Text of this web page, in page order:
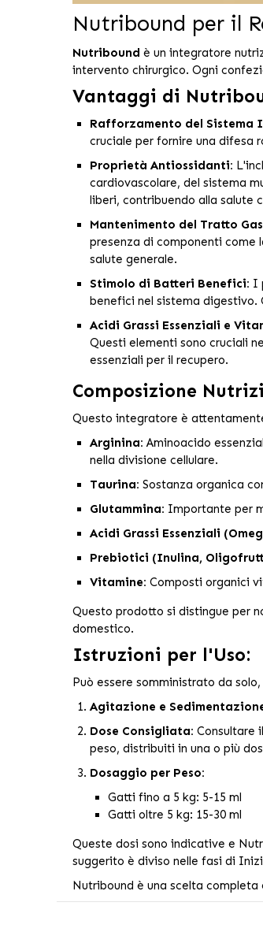
Nutribound per il
Nutribound è un integratore
intervento chirurgico. Ogni
Vantaggi di
Rafforzamento del Sistema
cruciale per fornire una difesa
Proprietà Antiossidanti:
cardiovascolare, del sistema
liberi, contribuendo alla salute
Mantenimento del Tratto
presenza di componenti come
salute generale.
Stimolo di Batteri Benefici: I
benefici nel sistema digestivo.
Acidi Grassi Essenziali e
Questi elementi sono cruciali
essenziali per il recupero.
Composizione
Questo integratore è
Arginina: Aminoacido
nella divisione cellulare.
Taurina: Sostanza organica
Glutammina: Importante per
Acidi Grassi Essenziali
Prebiotici (Inulina,
Vitamine: Composti organici
Questo prodotto si distingue per
domestico.
Istruzioni per l'Uso:
Può essere somministrato da
Agitazione e
Dose Consigliata: Consultare
peso, distribuiti in una o più
Dosaggio per Peso:
Gatti fino a 5 kg: 5-15 ml
Gatti oltre 5 kg: 15-30 ml
Queste dosi sono indicative e
suggerito è diviso nelle fasi di
Nutribound è una scelta